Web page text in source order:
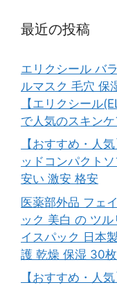
最近の投稿
エリクシール バ
ルマスク 毛穴 保
【エリクシール
で人気のスキン
【おすすめ・人
ッドコンパクト
安い 激安 格安
医薬部外品 フェ
ック 美白 の ツ
イスパック 日本
護 乾燥 保湿 30
【おすすめ・人